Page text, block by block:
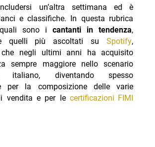
un’altra settimana ed è
e classifiche. In questa rubrica
quali sono icantanti in tendenza,
quelli più ascoltati suSpotify,
che negli ultimi anni ha acquisito
sempre maggiore nello scenario
italiano, diventando spesso
per la composizione delle varie
vendita e per lecertificazioni FIMI